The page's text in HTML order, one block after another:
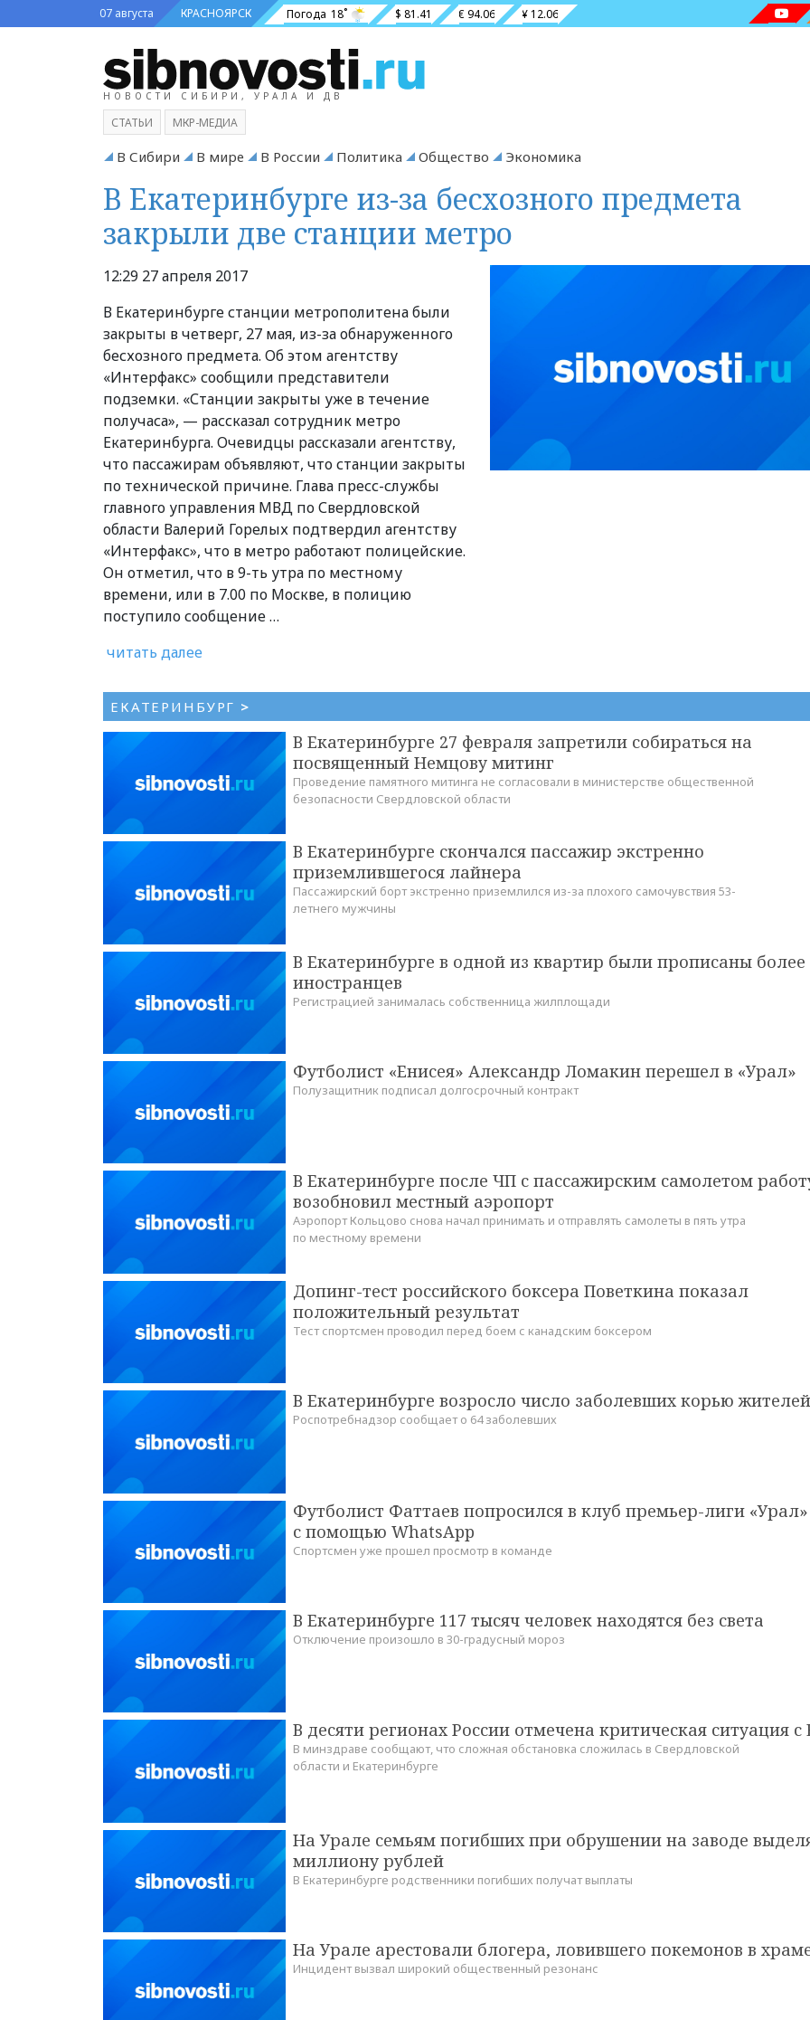
07 августа КРАСНОЯРСК Погода 18˚ $ 81.41 € 94.06 ¥ 12.06
НОВОСТИ СИБИРИ, УРАЛА И ДВ
СТАТЬИ МКР-МЕДИА
В Сибири В мире В России Политика Общество Экономика
В Екатеринбурге из-за бесхозного предмета
закрыли две станции метро
12:29 27 апреля 2017
В Екатеринбурге станции метрополитена были
закрыты в четверг, 27 мая, из-за обнаруженного
бесхозного предмета. Об этом агентству
«Интерфакс» сообщили представители
подземки. «Станции закрыты уже в течение
получаса», — рассказал сотрудник метро
Екатеринбурга. Очевидцы рассказали агентству,
что пассажирам объявляют, что станции закрыты
по технической причине. Глава пресс-службы
главного управления МВД по Свердловской
области Валерий Горелых подтвердил агентству
«Интерфакс», что в метро работают полицейские.
Он отметил, что в 9-ть утра по местному
времени, или в 7.00 по Москве, в полицию
поступило сообщение …
читать далее
ЕКАТЕРИНБУРГ >
В Екатеринбурге 27 февраля запретили собираться на
посвященный Немцову митинг
Проведение памятного митинга не согласовали в министерстве общественной
безопасности Свердловской области
В Екатеринбурге скончался пассажир экстренно
приземлившегося лайнера
Пассажирский борт экстренно приземлился из-за плохого самочувствия 53-
летнего мужчины
В Екатеринбурге в одной из квартир были прописаны более
иностранцев
Регистрацией занималась собственница жилплощади
Футболист «Енисея» Александр Ломакин перешел в «Урал»
Полузащитник подписал долгосрочный контракт
В Екатеринбурге после ЧП с пассажирским самолетом
возобновил местный аэропорт
Аэропорт Кольцово снова начал принимать и отправлять самолеты в пять утра
по местному времени
Допинг-тест российского боксера Поветкина показал
положительный результат
Тест спортсмен проводил перед боем с канадским боксером
В Екатеринбурге возросло число заболевших корью жителей
Роспотребнадзор сообщает о 64 заболевших
Футболист Фаттаев попросился в клуб премьер-лиги «Урал»
с помощью WhatsApp
Спортсмен уже прошел просмотр в команде
В Екатеринбурге 117 тысяч человек находятся без света
Отключение произошло в 30-градусный мороз
В десяти регионах России отмечена критическая ситуация
В минздраве сообщают, что сложная обстановка сложилась в Свердловской
области и Екатеринбурге
На Урале семьям погибших при обрушении на заводе
миллиону рублей
В Екатеринбурге родственники погибших получат выплаты
На Урале арестовали блогера, ловившего покемонов в
Инцидент вызвал широкий общественный резонанс